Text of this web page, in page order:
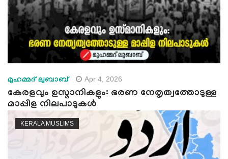
മുഹമ്മദ് ലുബാബ് Apr 4, 2026
കേരളവും ഉസ്മാനികളും: ഭരണ നേതൃത്വത്തോടുള്ള
മാപ്പിള നിലപാടുകൾ
KERALA MUSLIMS